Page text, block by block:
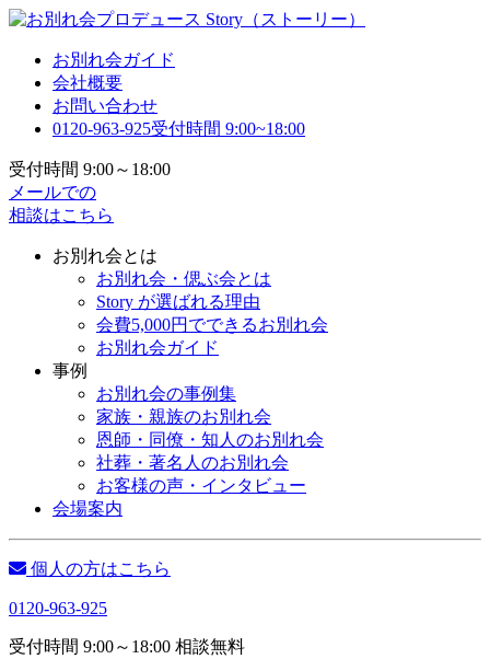
お別れ会ガイド
会社概要
お問い合わせ
0120-963-925受付時間 9:00~18:00
受付時間 9:00～18:00
メールでの
相談はこちら
お別れ会とは
お別れ会・偲ぶ会とは
Story が選ばれる理由
会費5,000円でできるお別れ会
お別れ会ガイド
事例
お別れ会の事例集
家族・親族のお別れ会
恩師・同僚・知人のお別れ会
社葬・著名人のお別れ会
お客様の声・インタビュー
会場案内
個人の方はこちら
0120-963-925
受付時間 9:00～18:00 相談無料